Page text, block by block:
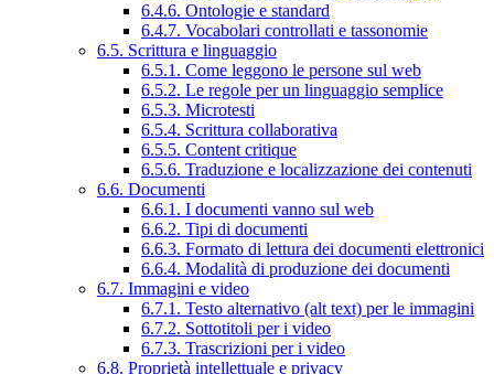
6.4.6. Ontologie e standard
6.4.7. Vocabolari controllati e tassonomie
6.5. Scrittura e linguaggio
6.5.1. Come leggono le persone sul web
6.5.2. Le regole per un linguaggio semplice
6.5.3. Microtesti
6.5.4. Scrittura collaborativa
6.5.5. Content critique
6.5.6. Traduzione e localizzazione dei contenuti
6.6. Documenti
6.6.1. I documenti vanno sul web
6.6.2. Tipi di documenti
6.6.3. Formato di lettura dei documenti elettronici
6.6.4. Modalità di produzione dei documenti
6.7. Immagini e video
6.7.1. Testo alternativo (alt text) per le immagini
6.7.2. Sottotitoli per i video
6.7.3. Trascrizioni per i video
6.8. Proprietà intellettuale e privacy